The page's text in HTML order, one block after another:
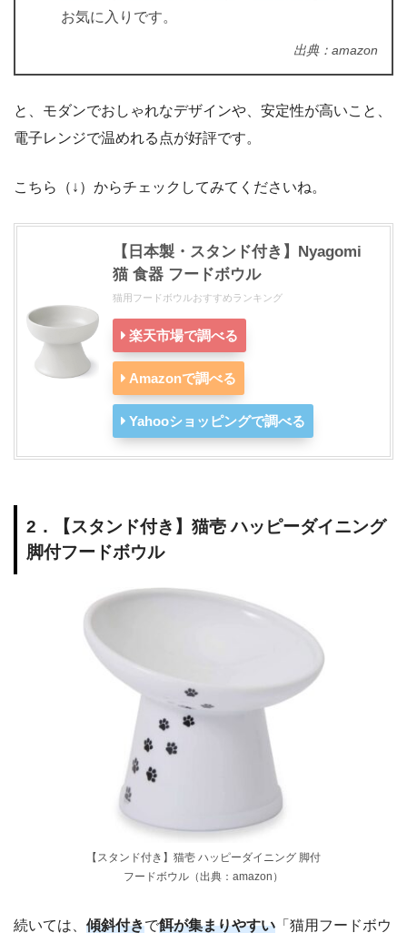
お気に入りです。
出典：amazon
と、モダンでおしゃれなデザインや、安定性が高いこと、
電子レンジで温めれる点が好評です。
こちら（↓）からチェックしてみてくださいね。
【日本製・スタンド付き】Nyagomi
猫 食器 フードボウル
猫用フードボウルおすすめランキング
楽天市場で調べる
Amazonで調べる
Yahooショッピングで調べる
2．【スタンド付き】猫壱 ハッピーダイニング
脚付フードボウル
【スタンド付き】猫壱 ハッピーダイニング 脚付
フードボウル（出典：amazon）
続いては、 傾斜付きで餌が集まりやすい 「猫用フードボウ